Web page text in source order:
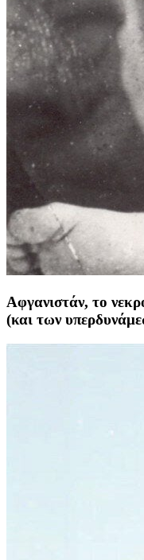
Αφγανιστάν, το
(και των